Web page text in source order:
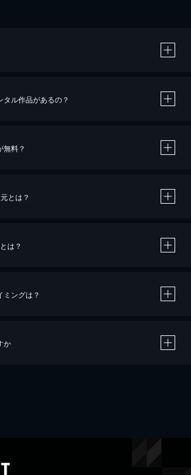
ル作品があるの？
無料？
とは？
、クレジットカード決済による作品の購入 / レンタルです。
は？
ミングは？
か